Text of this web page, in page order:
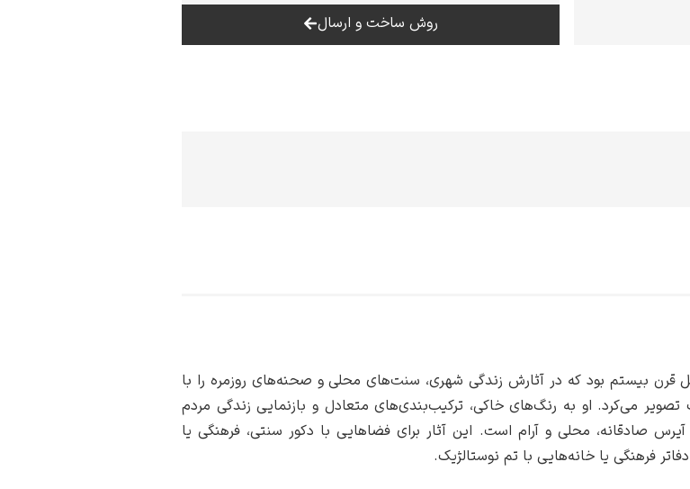
روش ساخت و ارسال
قرن بیستم بود که در آثارش زندگی شهری، سنت‌های محلی و صحنه‌های روزمره را با
تصویر می‌کرد. او به رنگ‌های خاکی، ترکیب‌بندی‌های متعادل و بازنمایی زندگی مردم
صادقانه، محلی و آرام است. این آثار برای فضاهایی با دکور سنتی، فرهنگی یا
فرهنگی یا خانه‌هایی با تم نوستالژیک.